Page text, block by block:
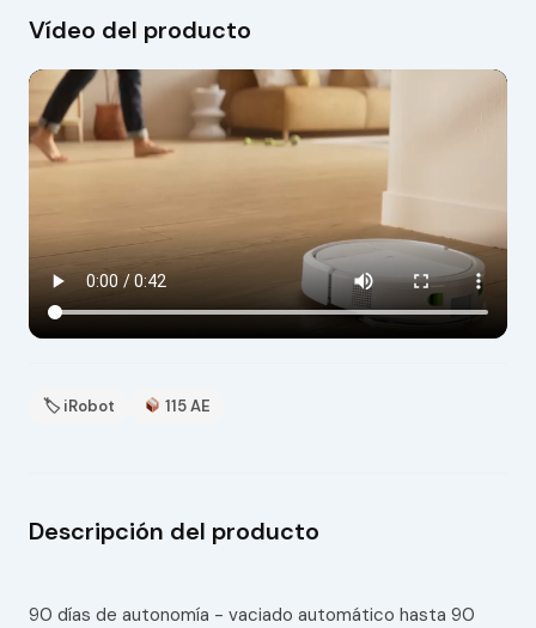
Vídeo del producto
🏷 iRobot 115 AE
Descripción del producto
90 días de autonomía - vaciado automático hasta 90